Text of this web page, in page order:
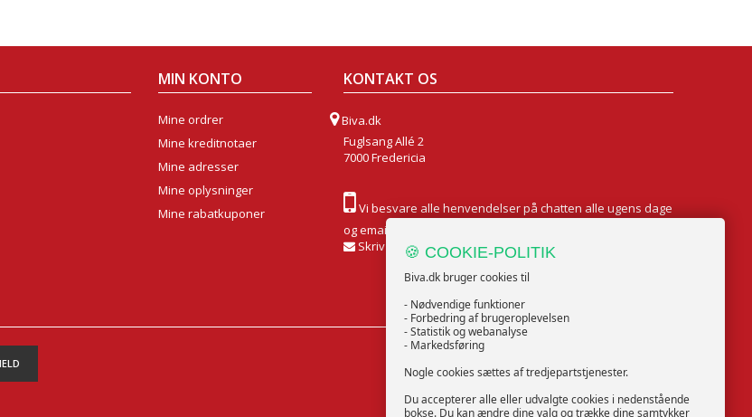
MIN KONTO
Mine ordrer
Mine kreditnotaer
Mine adresser
Mine oplysninger
Mine rabatkuponer
KONTAKT OS
Biva.dk
Fuglsang Allé 2
7000 Fredericia
Vi besvare alle henvendelser på chatten alle ugens dage
og email Mandag til Fredag
Skriv til os
FØLG OS
🍪 COOKIE-POLITIK
Biva.dk bruger cookies til
- Nødvendige funktioner
- Forbedring af brugeroplevelsen
- Statistik og webanalyse
- Markedsføring
Nogle cookies sættes af tredjepartstjenester.
Du accepterer alle eller udvalgte cookies i nedenstående
bokse. Du kan ændre dine valg og trække dine samtykker